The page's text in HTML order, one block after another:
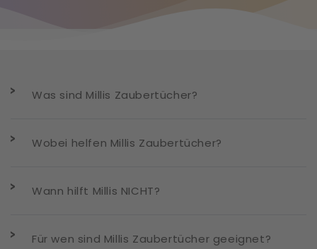
Was sind Millis Zaubertücher?
Wobei helfen Millis Zaubertücher?
Wann hilft Millis NICHT?
Für wen sind Millis Zaubertücher geeignet?